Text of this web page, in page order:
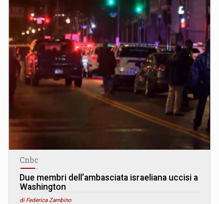
Cnbc
Due membri dell’ambasciata israeliana uccisi a
Washington
di Federica Zambino